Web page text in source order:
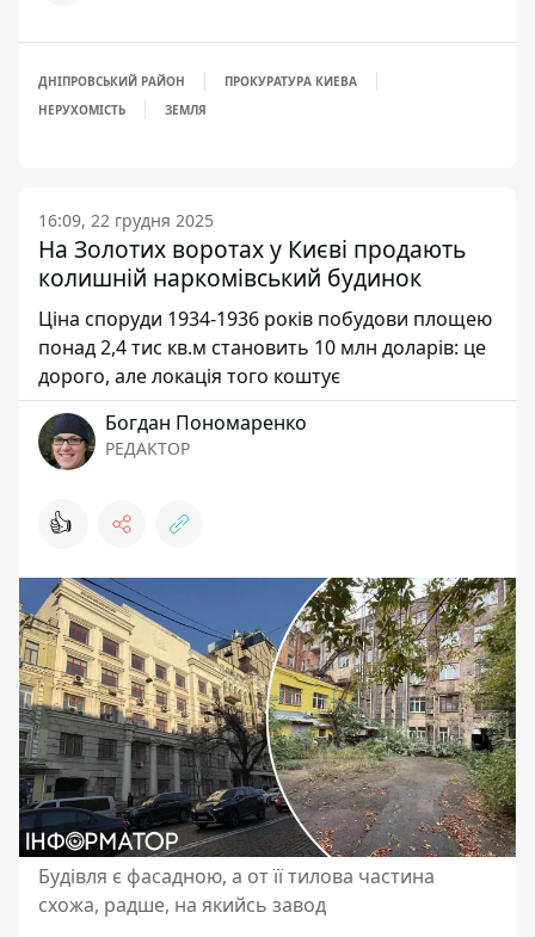
ДНІПРОВСЬКИЙ РАЙОН
ПРОКУРАТУРА КИЕВА
НЕРУХОМІСТЬ
ЗЕМЛЯ
16:09, 22 грудня 2025
На Золотих воротах у Києві продають
колишній наркомівський будинок
Ціна споруди 1934-1936 років побудови площею
понад 2,4 тис кв.м становить 10 млн доларів: це
дорого, але локація того коштує
Богдан Пономаренко
РЕДАКТОР
👍
Будівля є фасадною, а от її тилова частина
схожа, радше, на якийсь завод